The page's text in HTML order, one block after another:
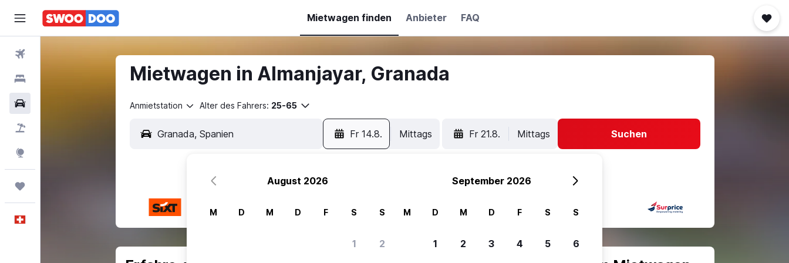
Mietwagen finden Anbieter FAQ
Mietwagen in Almanjayar, Granada
Anmietstation Alter des Fahrers: 25-65
Fr 14.8. Mittags Fr 21.8. Mittags Suchen
August 2026
M D M D F S S
1 2
September 2026
M D M D F S S
1 2 3 4 5 6